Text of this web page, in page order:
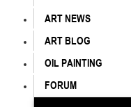
ART NEWS
ART BLOG
OIL PAINTING
FORUM